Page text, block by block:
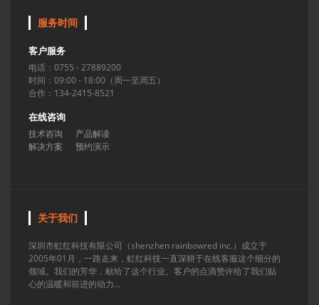
服务时间
客户服务
电话：0755 - 27889200
时间：09:00 - 18:00（周一至周五）
合作：134-2415-8521
在线咨询
技术咨询
产品解读
解决方案
预约演示
关于我们
深圳市虹红科技有限公司（shenzhen rainbowred inc.）成立于
2005年01月，一路走来，虹红科技一直深耕于在线客服这个细分的
领域。我们的芳华，献给了这个行业。客户的点滴赞许给了我们贴
心的温暖和前进的动力...